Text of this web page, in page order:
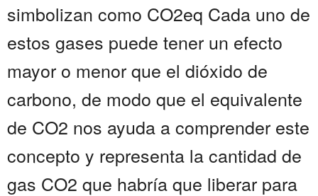
simbolizan como CO2eq Cada uno de
estos gases puede tener un efecto
mayor o menor que el dióxido de
carbono, de modo que el equivalente
de CO2 nos ayuda a comprender este
concepto y representa la cantidad de
gas CO2 que habría que liberar para